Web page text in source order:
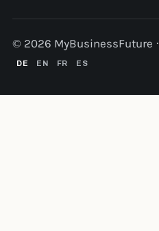
© 2026 MyBusinessFuture
DE EN FR ES